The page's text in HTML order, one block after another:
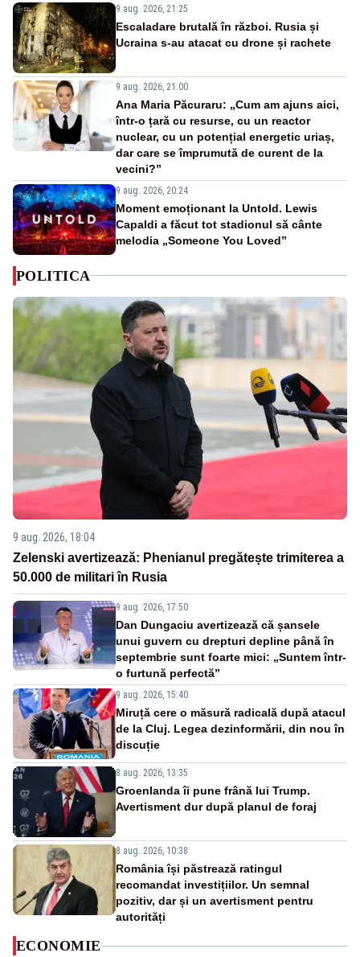
9 aug. 2026, 21:25
Escaladare brutală în război. Rusia și
Ucraina s-au atacat cu drone și rachete
9 aug. 2026, 21:00
Ana Maria Păcuraru: „Cum am ajuns aici,
într-o țară cu resurse, cu un reactor
nuclear, cu un potențial energetic uriaș,
dar care se împrumută de curent de la
vecini?”
9 aug. 2026, 20:24
Moment emoționant la Untold. Lewis
Capaldi a făcut tot stadionul să cânte
melodia „Someone You Loved”
POLITICA
9 aug. 2026, 18:04
Zelenski avertizează: Phenianul pregătește trimiterea a
50.000 de militari în Rusia
9 aug. 2026, 17:50
Dan Dungaciu avertizează că șansele
unui guvern cu drepturi depline până în
septembrie sunt foarte mici: „Suntem într-
o furtună perfectă”
9 aug. 2026, 15:40
Miruță cere o măsură radicală după atacul
de la Cluj. Legea dezinformării, din nou în
discuție
8 aug. 2026, 13:35
Groenlanda îi pune frână lui Trump.
Avertisment dur după planul de foraj
8 aug. 2026, 10:38
România își păstrează ratingul
recomandat investițiilor. Un semnal
pozitiv, dar și un avertisment pentru
autorități
ECONOMIE